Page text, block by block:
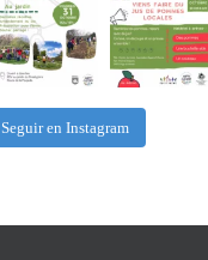
Seguir en Instagram